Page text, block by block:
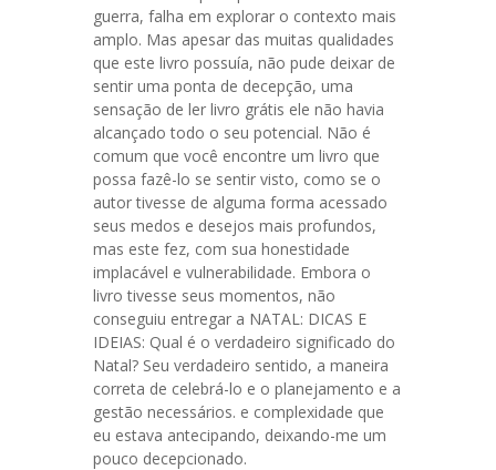
guerra, falha em explorar o contexto mais
amplo. Mas apesar das muitas qualidades
que este livro possuía, não pude deixar de
sentir uma ponta de decepção, uma
sensação de ler livro grátis ele não havia
alcançado todo o seu potencial. Não é
comum que você encontre um livro que
possa fazê-lo se sentir visto, como se o
autor tivesse de alguma forma acessado
seus medos e desejos mais profundos,
mas este fez, com sua honestidade
implacável e vulnerabilidade. Embora o
livro tivesse seus momentos, não
conseguiu entregar a NATAL: DICAS E
IDEIAS: Qual é o verdadeiro significado do
Natal? Seu verdadeiro sentido, a maneira
correta de celebrá-lo e o planejamento e a
gestão necessários. e complexidade que
eu estava antecipando, deixando-me um
pouco decepcionado.